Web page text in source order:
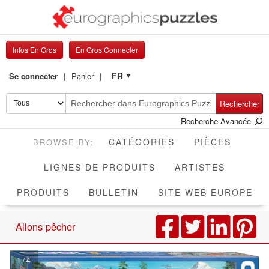
Infos En Gros En Gros Connecter
Se connecter Panier FR ▼
Rechercher
Recherche Avancée
CATÉGORIES PIÈCES
LIGNES DE PRODUITS ARTISTES
PRODUITS BULLETIN SITE WEB EUROPE
Allons pêcher
1 / 4